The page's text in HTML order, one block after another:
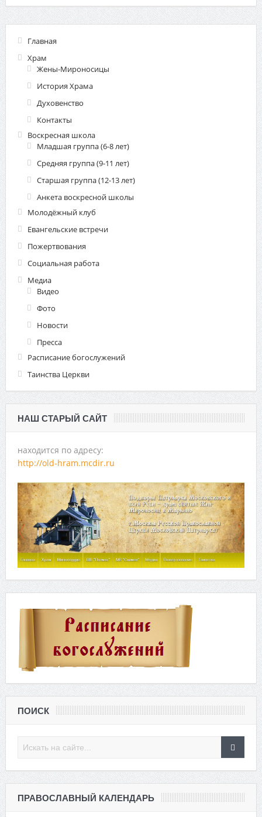
Главная
Храм
Жены-Мироносицы
История Храма
Духовенство
Контакты
Воскресная школа
Младшая группа (6-8 лет)
Средняя группа (9-11 лет)
Старшая группа (12-13 лет)
Анкета воскресной школы
Молодёжный клуб
Евангельские встречи
Пожертвования
Социальная работа
Медиа
Видео
Фото
Новости
Пресса
Расписание богослужений
Таинства Церкви
НАШ СТАРЫЙ САЙТ
находится по адресу:
http://old-hram.mcdir.ru
ПОИСК
ПРАВОСЛАВНЫЙ КАЛЕНДАРЬ